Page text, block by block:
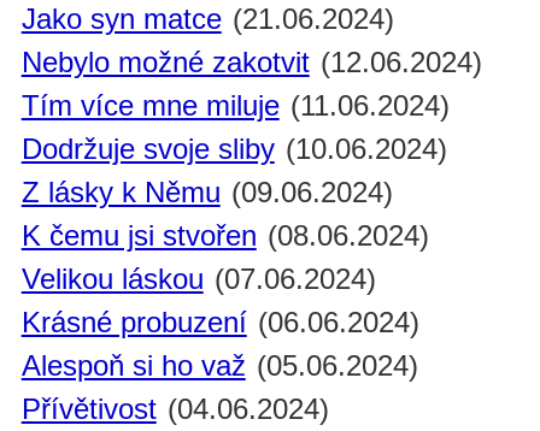
Jako syn matce (21.06.2024)
Nebylo možné zakotvit (12.06.2024)
Tím více mne miluje (11.06.2024)
Dodržuje svoje sliby (10.06.2024)
Z lásky k Němu (09.06.2024)
K čemu jsi stvořen (08.06.2024)
Velikou láskou (07.06.2024)
Krásné probuzení (06.06.2024)
Alespoň si ho važ (05.06.2024)
Přívětivost (04.06.2024)